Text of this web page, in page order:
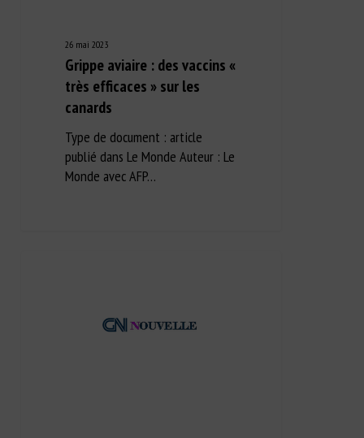
26 mai 2023
Grippe aviaire : des vaccins «
très efficaces » sur les
canards
Type de document : article
publié dans Le Monde Auteur : Le
Monde avec AFP…